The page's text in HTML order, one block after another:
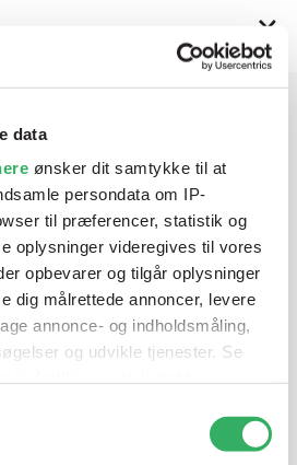
data
ønsker dit samtykke til at
persondata om IP-
til præferencer, statistik og
oplysninger videregives til vores
opbevarer og tilgår oplysninger
dig målrettede annoncer, levere
annonce- og indholdsmåling,
og udvikle tjenester. Se
fra vores
ved at trykke på "Privacy
hjælp? Vi sidder
af produkter til
om du skal bruge en enkelt farve,
du har behov for en
vi hjælpe dig.